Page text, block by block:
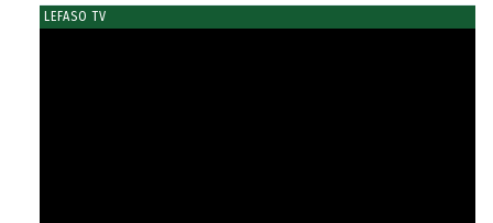
LEFASO TV